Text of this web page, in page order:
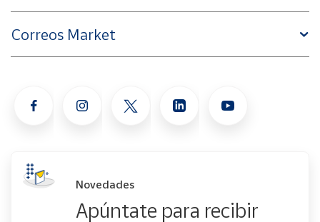
Correos Market
Novedades
Apúntate para recibir